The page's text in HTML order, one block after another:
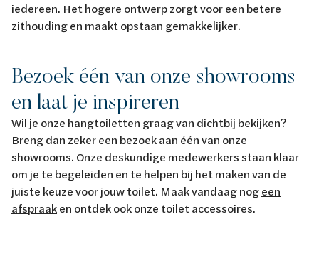
iedereen. Het hogere ontwerp zorgt voor een betere
zithouding en maakt opstaan gemakkelijker.
Bezoek één van onze showrooms
en laat je inspireren
Wil je onze hangtoiletten graag van dichtbij bekijken?
Breng dan zeker een bezoek aan één van onze
showrooms. Onze deskundige medewerkers staan klaar
om je te begeleiden en te helpen bij het maken van de
juiste keuze voor jouw toilet. Maak vandaag nogeen
afspraaken ontdek ook onze toilet accessoires.